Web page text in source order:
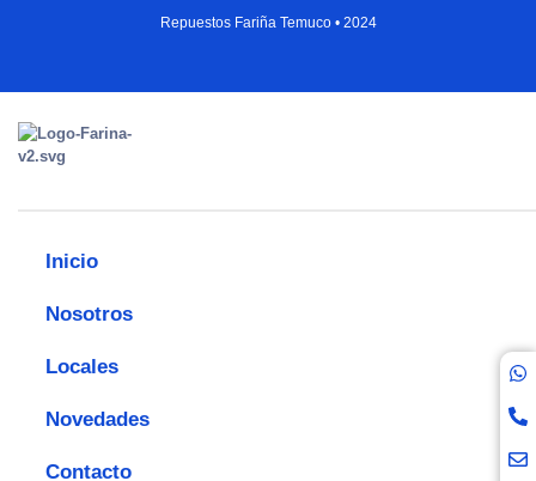
Repuestos Fariña Temuco • 2024
Inicio
Nosotros
Locales
Novedades
Contacto